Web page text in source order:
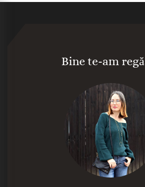
Bine te-am